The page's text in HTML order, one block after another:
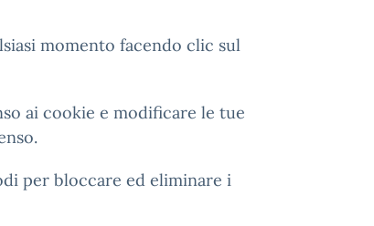
momento facendo clic sul
ai cookie e modificare le tue
per bloccare ed eliminare i